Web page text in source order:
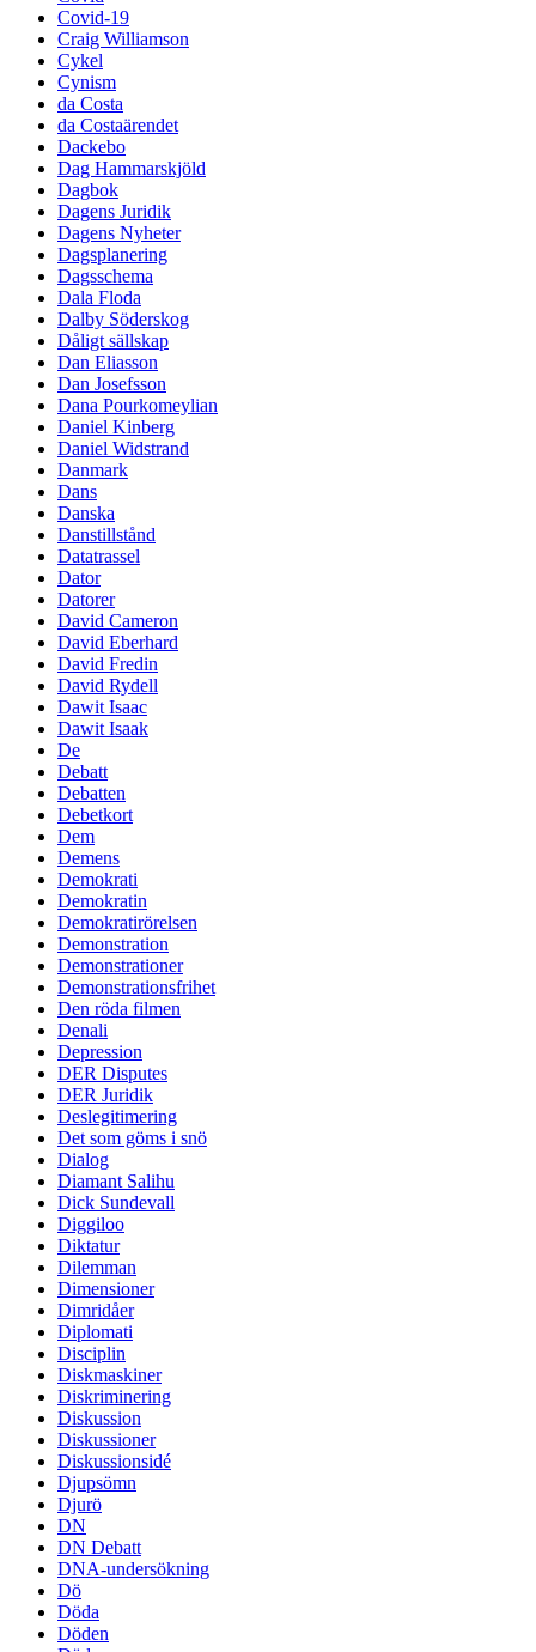
Covid-19
Craig Williamson
Cykel
Cynism
da Costa
da Costaärendet
Dackebo
Dag Hammarskjöld
Dagbok
Dagens Juridik
Dagens Nyheter
Dagsplanering
Dagsschema
Dala Floda
Dalby Söderskog
Dåligt sällskap
Dan Eliasson
Dan Josefsson
Dana Pourkomeylian
Daniel Kinberg
Daniel Widstrand
Danmark
Dans
Danska
Danstillstånd
Datatrassel
Dator
Datorer
David Cameron
David Eberhard
David Fredin
David Rydell
Dawit Isaac
Dawit Isaak
De
Debatt
Debatten
Debetkort
Dem
Demens
Demokrati
Demokratin
Demokratirörelsen
Demonstration
Demonstrationer
Demonstrationsfrihet
Den röda filmen
Denali
Depression
DER Disputes
DER Juridik
Deslegitimering
Det som göms i snö
Dialog
Diamant Salihu
Dick Sundevall
Diggiloo
Diktatur
Dilemman
Dimensioner
Dimridåer
Diplomati
Disciplin
Diskmaskiner
Diskriminering
Diskussion
Diskussioner
Diskussionsidé
Djupsömn
Djurö
DN
DN Debatt
DNA-undersökning
Dö
Döda
Döden